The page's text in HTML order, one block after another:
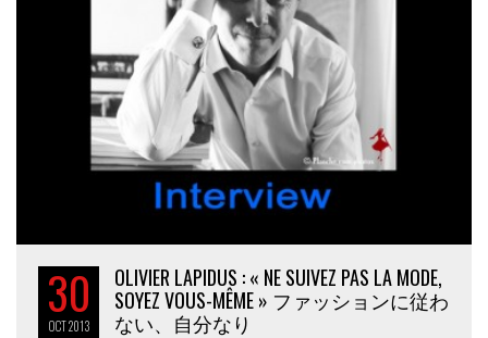
30
OCT2013
OLIVIER LAPIDUS : « NE SUIVEZ PAS LA MODE,
SOYEZ VOUS-MÊME » ファッションに従わ
ない、自分なり